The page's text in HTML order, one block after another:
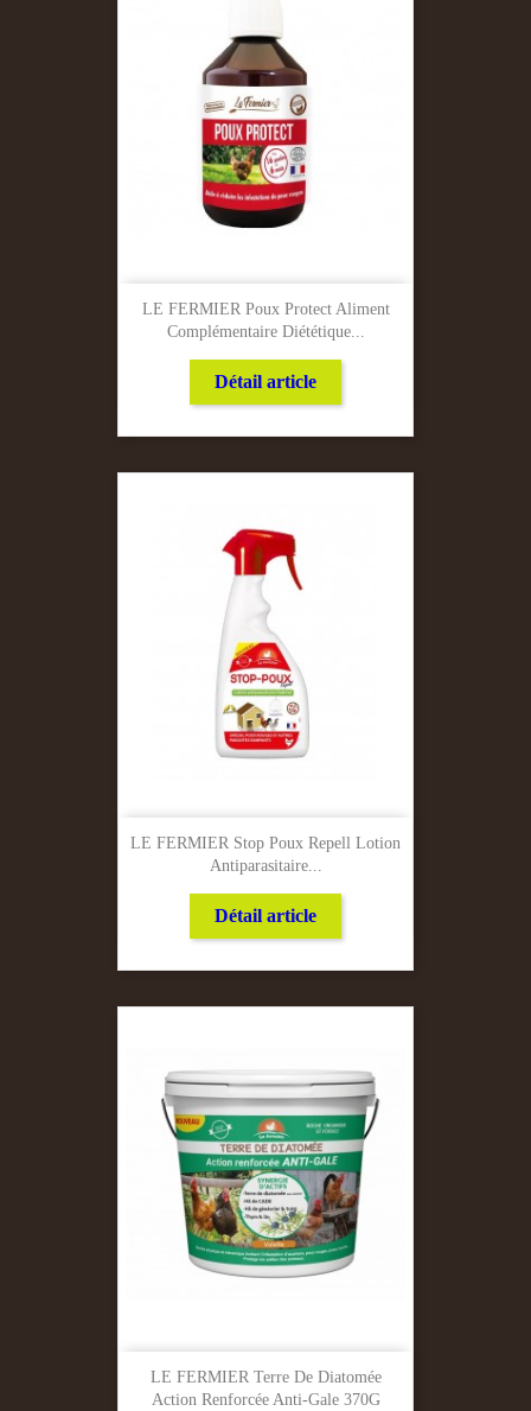
LE FERMIER Poux Protect Aliment
Complémentaire Diététique...
Détail article
LE FERMIER Stop Poux Repell Lotion
Antiparasitaire...
Détail article
LE FERMIER Terre De Diatomée
Action Renforcée Anti-Gale 370G